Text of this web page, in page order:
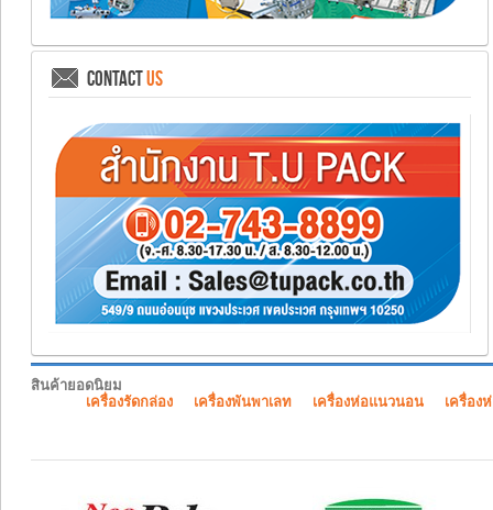
CONTACTUS
สินค้ายอดนิยม
เครื่องรัดกล่อง
เครื่องพันพาเลท เครื่องห่อแนวนอน เครื่อง